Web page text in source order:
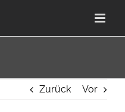
Zurück Vor